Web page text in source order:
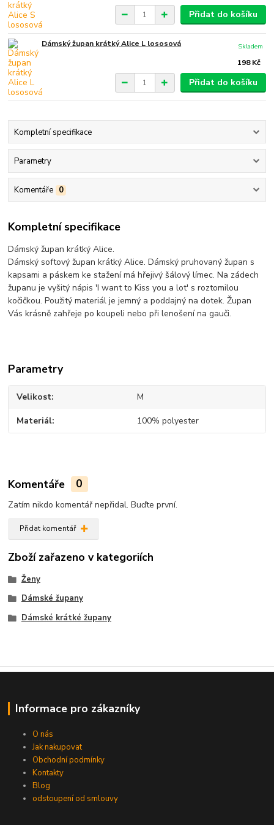
Přidat do košíku
Dámský župan krátký Alice L lososová
198 Kč
Skladem
Přidat do košíku
Kompletní specifikace
Parametry
Komentáře 0
Kompletní specifikace
Dámský župan krátký Alice.
Dámský softový župan krátký Alice. Dámský pruhovaný župan s
kapsami a páskem ke stažení má hřejivý šálový límec. Na zádech
županu je vyšitý nápis 'I want to Kiss you a lot' s roztomilou
kočičkou. Použitý materiál je jemný a poddajný na dotek. Župan
Vás krásně zahřeje po koupeli nebo při lenošení na gauči.
Parametry
Velikost M
Materiál 100% polyester
Komentáře 0
Zatím nikdo komentář nepřidal. Buďte první.
Přidat komentář
Zboží zařazeno v kategoriích
Ženy
Dámské župany
Dámské krátké župany
Informace pro zákazníky
O nás
Jak nakupovat
Obchodní podmínky
Kontakty
Blog
odstoupení od smlouvy